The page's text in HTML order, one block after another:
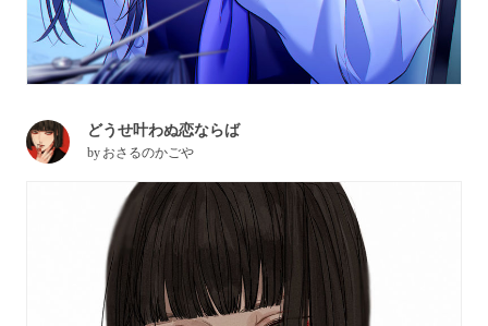
どうせ叶わぬ恋ならば
by おさるのかごや